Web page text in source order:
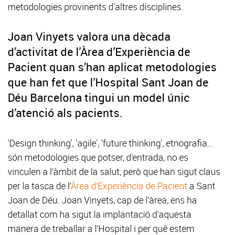
metodologies provinents d'altres disciplines.
Joan Vinyets valora una dècada
d’activitat de l’Àrea d’Experiència de
Pacient quan s’han aplicat metodologies
que han fet que l’Hospital Sant Joan de
Déu Barcelona tingui un model únic
d’atenció als pacients.
'Design thinking', 'agile', 'future thinking', etnografia...
són metodologies que potser, d’entrada, no es
vinculen a l’àmbit de la salut, però que han sigut claus
per la tasca de l’Àrea d’Experiència de Pacient a Sant
Joan de Déu. Joan Vinyets, cap de l’àrea, ens ha
detallat com ha sigut la implantació d’aquesta
manera de treballar a l’Hospital i per què estem